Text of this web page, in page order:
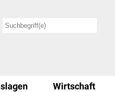
Wirtschaft